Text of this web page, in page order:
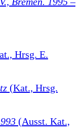
Hrsg. E.
(Kat., Hrsg.
(Ausst. Kat.,